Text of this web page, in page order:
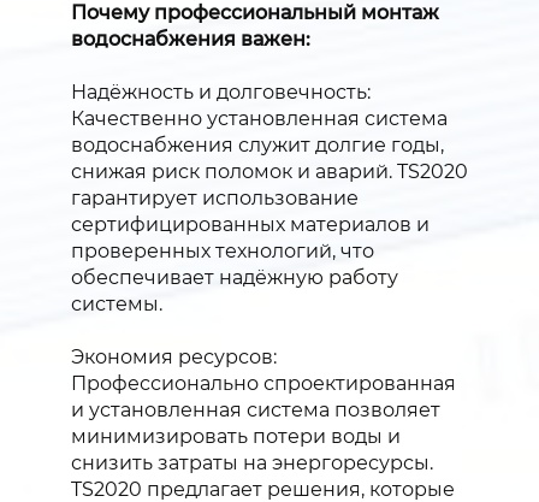
Почему профессиональный монтаж
водоснабжения важен:
Надёжность и долговечность:
Качественно установленная система
водоснабжения служит долгие годы,
снижая риск поломок и аварий. TS2020
гарантирует использование
сертифицированных материалов и
проверенных технологий, что
обеспечивает надёжную работу
системы.
Экономия ресурсов:
Профессионально спроектированная
и установленная система позволяет
минимизировать потери воды и
снизить затраты на энергоресурсы.
TS2020 предлагает решения, которые